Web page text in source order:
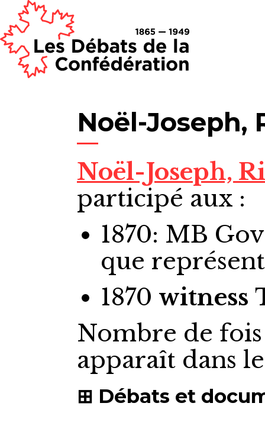
Noël-Joseph,
Noël-Joseph,
participé aux :
1870: MB
que
1870 witness
Nombre de
apparaît dans
Débats et